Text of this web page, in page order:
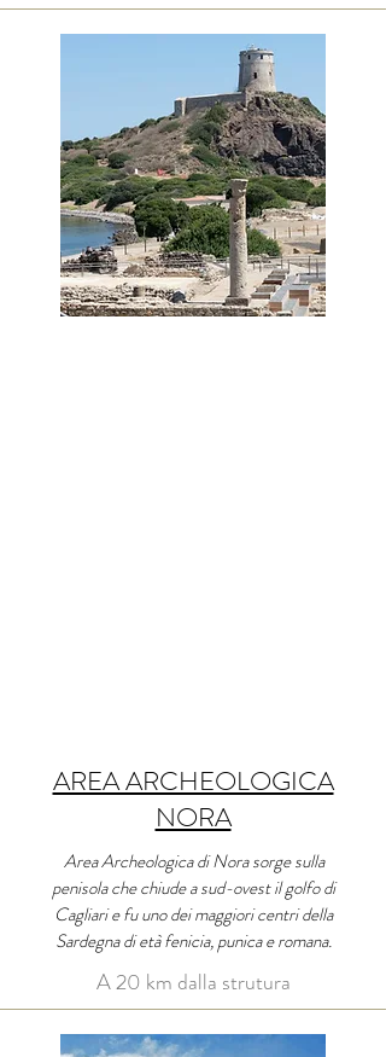
AREA ARCHEOLOGICA
NORA
Area Archeologica di Nora sorge sulla
penisola che chiude a sud-ovest il golfo di
Cagliari e fu uno dei maggiori centri della
Sardegna di età fenicia, punica e romana.
A 20 km dalla strutura